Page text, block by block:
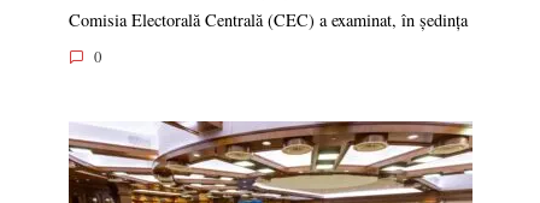
Comisia Electorală Centrală (CEC) a examinat, în ședința
0